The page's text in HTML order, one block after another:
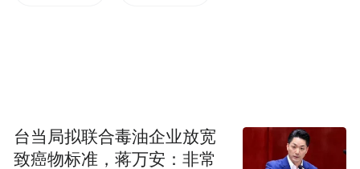
类工具书，这本书中从空间管理、规则制
定、行为激励到替代活动设计等方面提出建
台当局拟联合毒油企业放宽
致癌物标准，蒋万安：非常